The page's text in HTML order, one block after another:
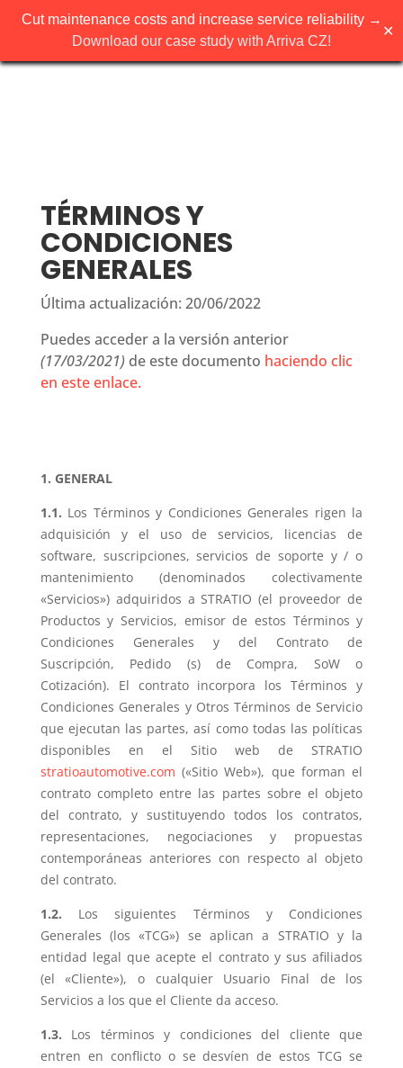
Cut maintenance costs and increase service reliability →
Download our case study with Arriva CZ!
✕
TÉRMINOS Y
CONDICIONES
GENERALES
Última actualización: 20/06/2022
Puedes acceder a la versión anterior
(17/03/2021) de este documento haciendo clic
en este enlace.
1. GENERAL
1.1. Los Términos y Condiciones Generales rigen la
adquisición y el uso de servicios, licencias de
software, suscripciones, servicios de soporte y / o
mantenimiento (denominados colectivamente
«Servicios») adquiridos a STRATIO (el proveedor de
Productos y Servicios, emisor de estos Términos y
Condiciones Generales y del Contrato de
Suscripción, Pedido (s) de Compra, SoW o
Cotización). El contrato incorpora los Términos y
Condiciones Generales y Otros Términos de Servicio
que ejecutan las partes, así como todas las políticas
disponibles en el Sitio web de STRATIO
stratioautomotive.com («Sitio Web»), que forman el
contrato completo entre las partes sobre el objeto
del contrato, y sustituyendo todos los contratos,
representaciones, negociaciones y propuestas
contemporáneas anteriores con respecto al objeto
del contrato.
1.2. Los siguientes Términos y Condiciones
Generales (los «TCG») se aplican a STRATIO y la
entidad legal que acepte el contrato y sus afiliados
(el «Cliente»), o cualquier Usuario Final de los
Servicios a los que el Cliente da acceso.
1.3. Los términos y condiciones del cliente que
entren en conflicto o se desvíen de estos TCG se